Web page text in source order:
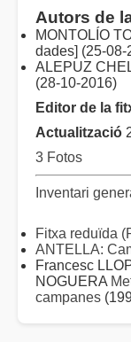
Autors de
MONTOLÍO
dades] (25-08-
ALEPUZ
(28-10-2016)
Editor de la
Actualització
3 Fotos
Inventari
Fitxa reduïda
ANTELLA:
Francesc
NOGUERA
campanes